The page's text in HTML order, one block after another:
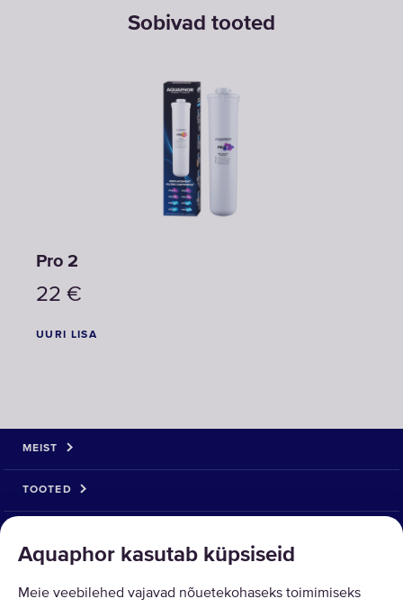
Sobivad tooted
Pro 2
22 €
UURI LISA
Aquaphor kasutab küpsiseid
Meie veebilehed vajavad nõuetekohaseks toimimiseks
MEIST
TOOTED